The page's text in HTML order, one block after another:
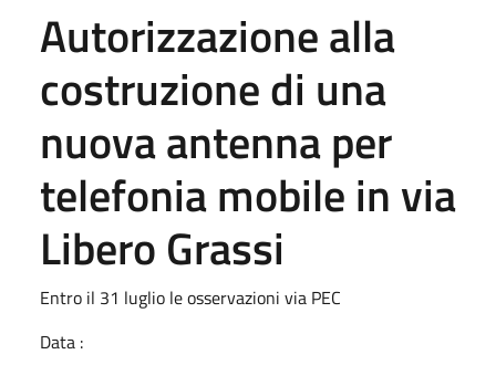
Autorizzazione alla
costruzione di una
nuova antenna per
telefonia mobile in via
Libero Grassi
Entro il 31 luglio le osservazioni via PEC
Data :